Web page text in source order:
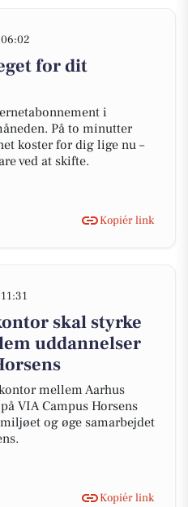
for dit
i
På to minutter
koster for dig lige nu –
ved at skifte.
Kopiér link
skal styrke
uddannelser
mellem Aarhus
VIA Campus Horsens
og øge samarbejdet
Kopiér link